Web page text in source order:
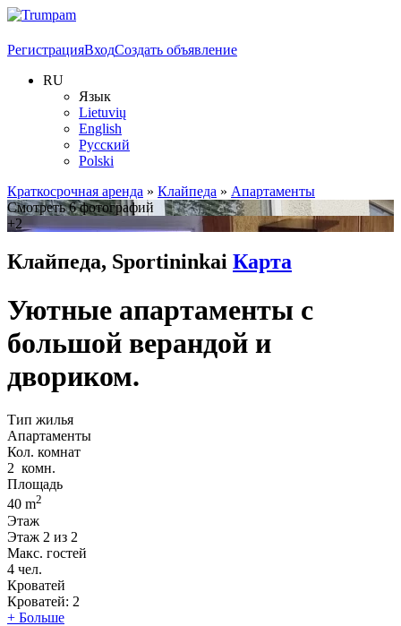
РегистрацияВходСоздать объявление
RU
Язык
Lietuvių
English
Русский
Polski
Краткосрочная аренда » Клайпеда » Апартаменты
Смотреть 6 фотографий
+2
Клайпеда, Sportininkai Карта
Уютные апартаменты с
большой верандой и
двориком.
Тип жилья
Апартаменты
Кол. комнат
2 комн.
Площадь
40 m2
Этаж
Этаж 2 из 2
Макс. гостей
4 чел.
Кроватей
Кроватей: 2
+ Больше